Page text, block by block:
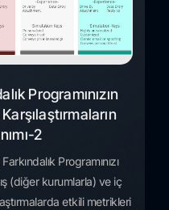
Programınızın
2
Programınızı
(diğer kurumlarla) ve iç
etkili metrikleri